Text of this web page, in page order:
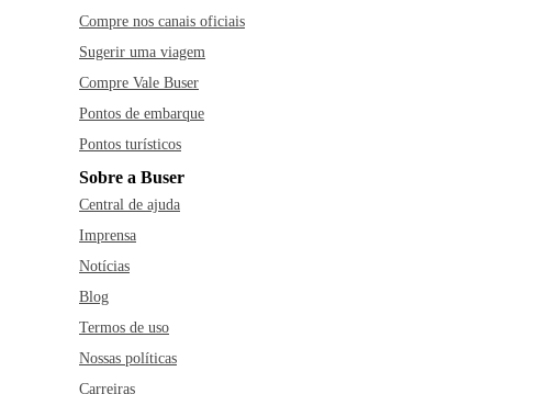
Compre nos canais oficiais
Sugerir uma viagem
Compre Vale Buser
Pontos de embarque
Pontos turísticos
Sobre a Buser
Central de ajuda
Imprensa
Notícias
Blog
Termos de uso
Nossas políticas
Carreiras